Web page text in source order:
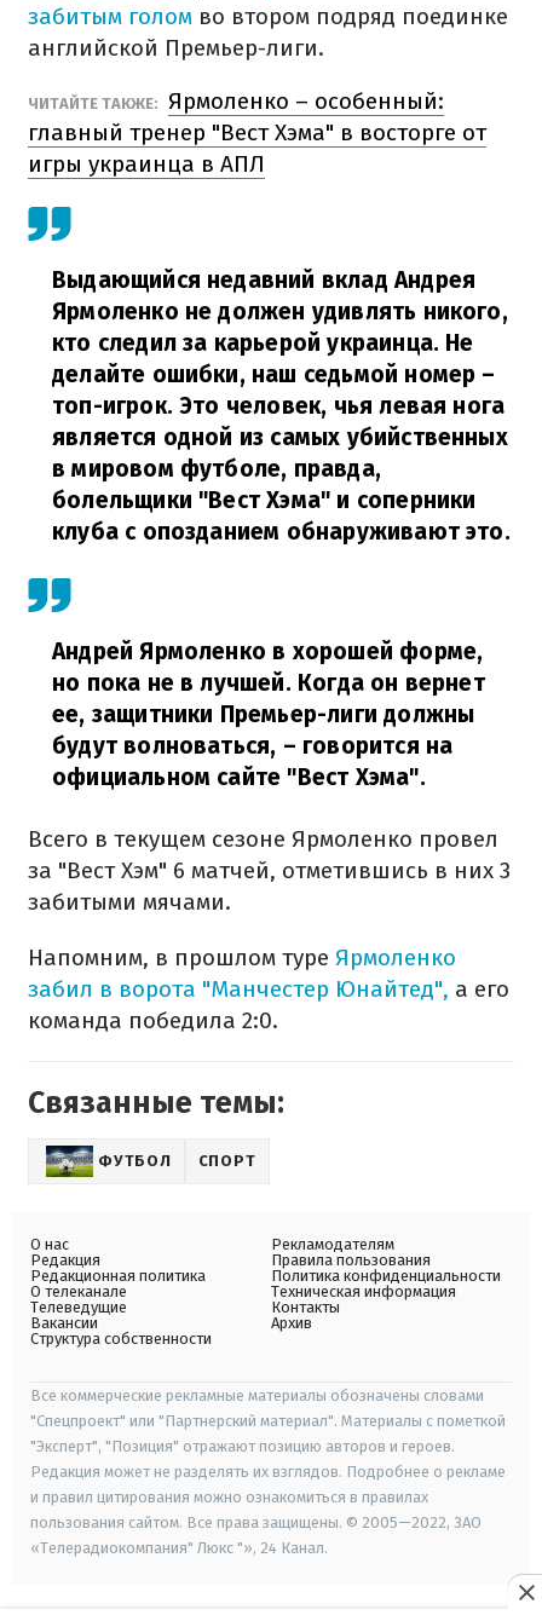
забитым голом во втором подряд поединке
английской Премьер-лиги.
ЧИТАЙТЕ ТАКЖЕ: Ярмоленко – особенный:
главный тренер "Вест Хэма" в восторге от
игры украинца в АПЛ
Выдающийся недавний вклад Андрея
Ярмоленко не должен удивлять никого,
кто следил за карьерой украинца. Не
делайте ошибки, наш седьмой номер –
топ-игрок. Это человек, чья левая нога
является одной из самых убийственных
в мировом футболе, правда,
болельщики "Вест Хэма" и соперники
клуба с опозданием обнаруживают это.
Андрей Ярмоленко в хорошей форме,
но пока не в лучшей. Когда он вернет
ее, защитники Премьер-лиги должны
будут волноваться, – говорится на
официальном сайте "Вест Хэма".
Всего в текущем сезоне Ярмоленко провел
за "Вест Хэм" 6 матчей, отметившись в них 3
забитыми мячами.
Напомним, в прошлом туре Ярмоленко
забил в ворота "Манчестер Юнайтед", а его
команда победила 2:0.
Связанные темы:
ФУТБОЛ СПОРТ
О нас
Редакция
Редакционная политика
О телеканале
Телеведущие
Вакансии
Структура собственности
Рекламодателям
Правила пользования
Политика конфиденциальности
Техническая информация
Контакты
Архив
Все коммерческие рекламные материалы обозначены словами
"Спецпроект" или "Партнерский материал". Материалы с пометкой
"Эксперт", "Позиция" отражают позицию авторов и героев.
Редакция может не разделять их взглядов. Подробнее о рекламе
и правил цитирования можно ознакомиться в правилах
пользования сайтом. Все права защищены. © 2005—2022, ЗАО
«Телерадиокомпания" Люкс "», 24 Канал.